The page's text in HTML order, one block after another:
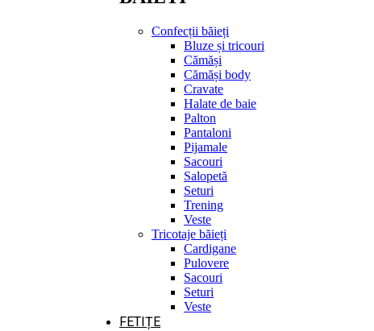
Confecții băieți
Bluze și tricouri
Cămăși
Cămăși body
Cravate
Halate de baie
Palton
Pantaloni
Pijamale
Sacouri
Salopetă
Seturi
Trening
Veste
Tricotaje băieți
Cardigane
Pulovere
Sacouri
Seturi
Veste
FETIȚE